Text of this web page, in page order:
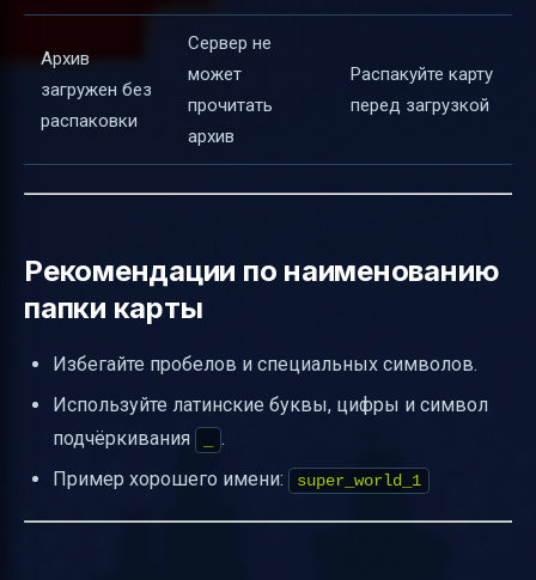
Архив
загружен без
распаковки
Сервер не
может
прочитать
архив
Распакуйте карту
перед загрузкой
Рекомендации по наименованию
папки карты
Избегайте пробелов и специальных символов.
Используйте латинские буквы, цифры и символ
подчёркивания
.
Пример хорошего имени:
super_world_1